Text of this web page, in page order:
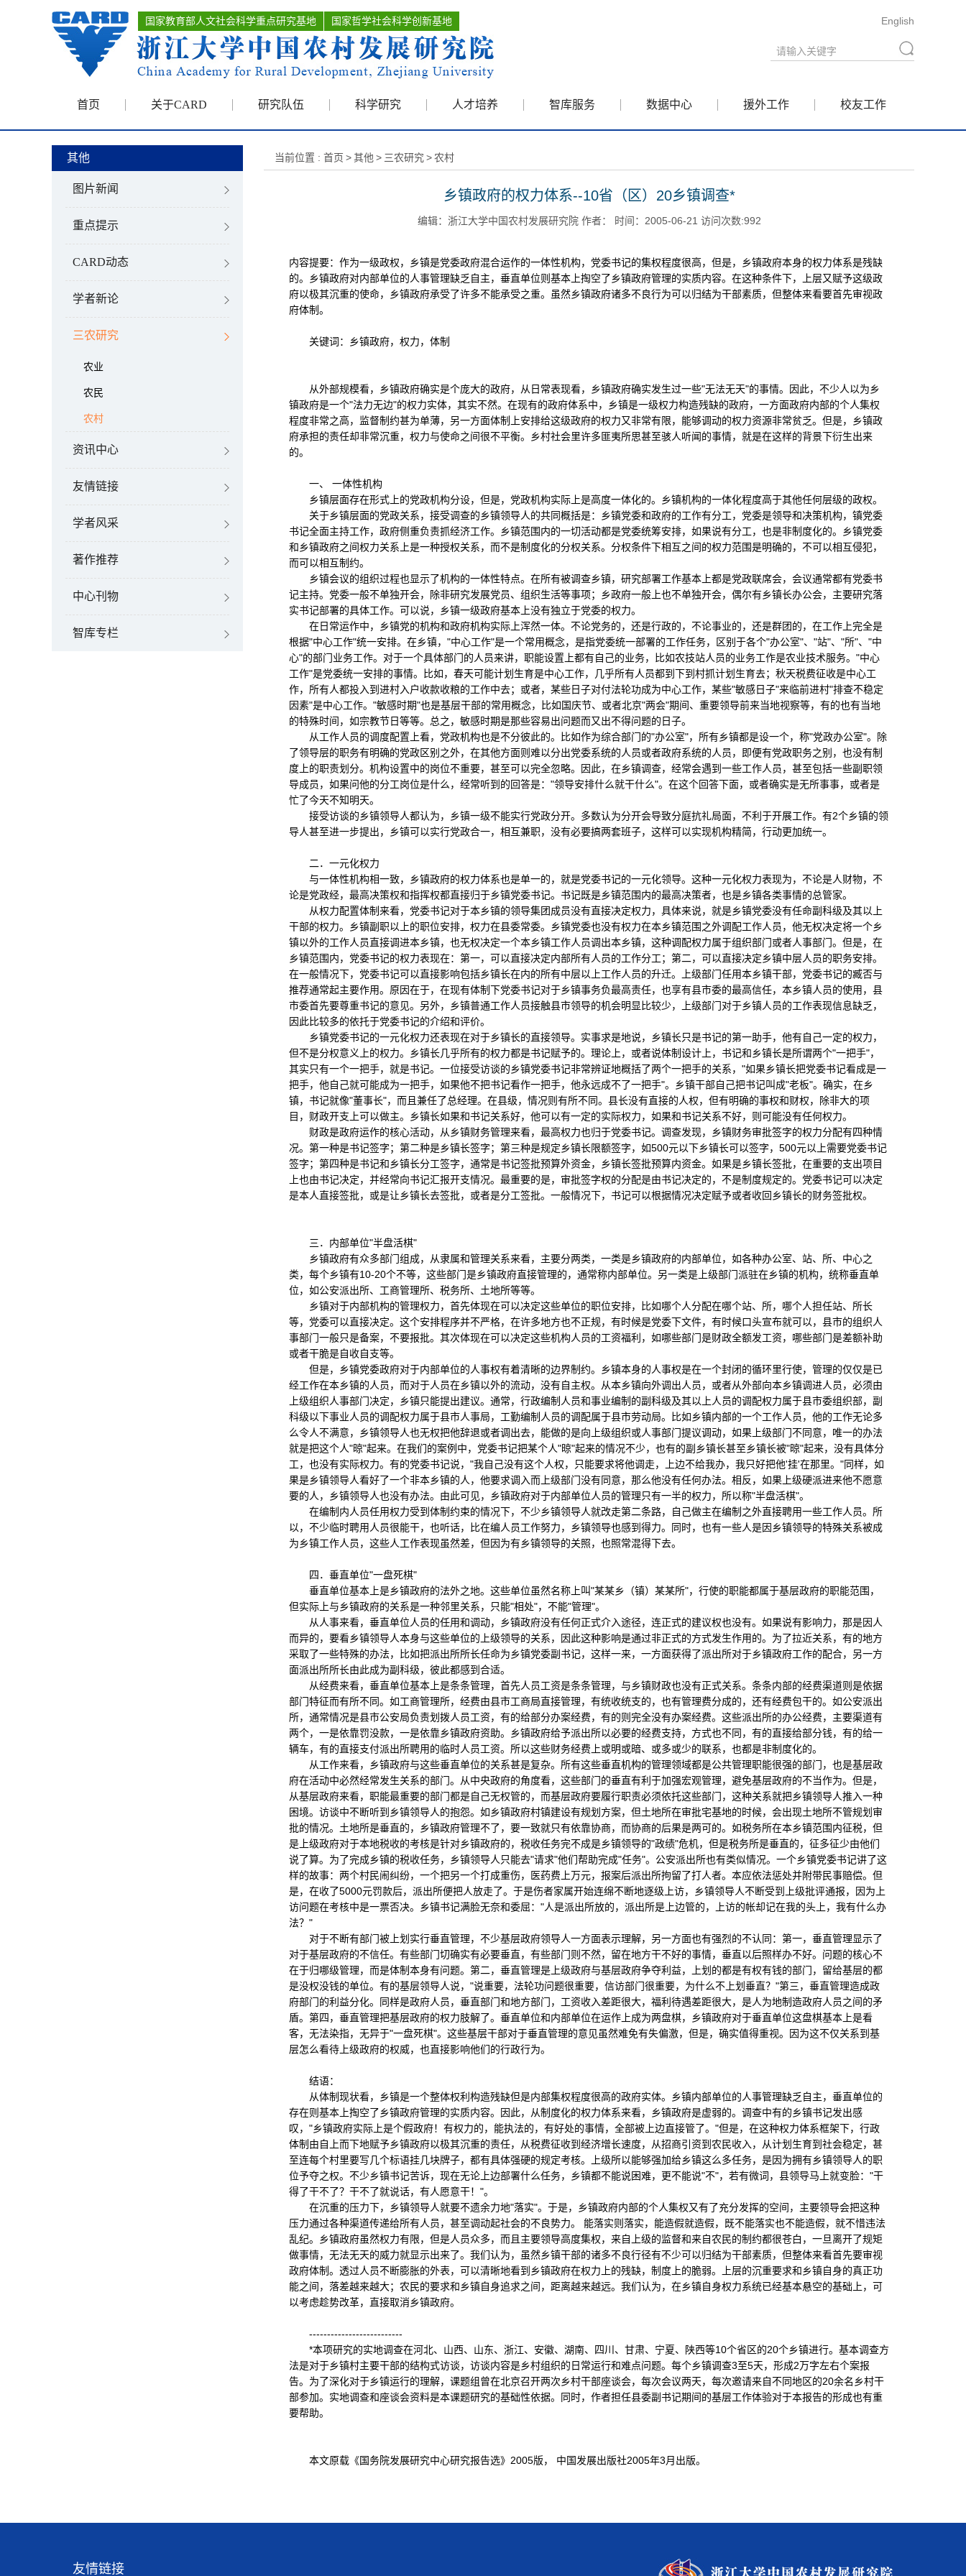
国家教育部人文社会科学重点研究基地 国家哲学社会科学创新基地 English
首页 关于CARD 研究队伍 科学研究 人才培养 智库服务 数据中心 援外工作 校友工作
其他
图片新闻
重点提示
CARD动态
学者新论
三农研究
农业
农民
农村
资讯中心
友情链接
学者风采
著作推荐
中心刊物
智库专栏
当前位置 : 首页 >其他 > 三农研究 >农村
乡镇政府的权力体系--10省（区）20乡镇调查*
编辑：浙江大学中国农村发展研究院 作者： 时间：2005-06-21 访问次数:992
内容提要：作为一级政权，乡镇是党委政府混合运作的一体性机构，党委书记的集权程度很高，但是，乡镇政府本身的权力体系是残缺
的。乡镇政府对内部单位的人事管理缺乏自主，垂直单位则基本上掏空了乡镇政府管理的实质内容。在这种条件下，上层又赋予这级政
府以极其沉重的使命，乡镇政府承受了许多不能承受之重。虽然乡镇政府诸多不良行为可以归结为干部素质，但整体来看要首先审视政
府体制。
关键词：乡镇政府，权力，体制
从外部规模看，乡镇政府确实是个庞大的政府，从日常表现看，乡镇政府确实发生过一些"无法无天"的事情。因此，不少人以为乡
镇政府是一个"法力无边"的权力实体，其实不然。在现有的政府体系中，乡镇是一级权力构造残缺的政府，一方面政府内部的个人集权
程度非常之高，监督制约甚为单薄，另一方面体制上安排给这级政府的权力又非常有限，能够调动的权力资源非常贫乏。但是，乡镇政
府承担的责任却非常沉重，权力与使命之间很不平衡。乡村社会里许多匪夷所思甚至骇人听闻的事情，就是在这样的背景下衍生出来
的。
一、 一体性机构
乡镇层面存在形式上的党政机构分设，但是，党政机构实际上是高度一体化的。乡镇机构的一体化程度高于其他任何层级的政权。
关于乡镇层面的党政关系，接受调查的乡镇领导人的共同概括是：乡镇党委和政府的工作有分工，党委是领导和决策机构，镇党委
书记全面主持工作，政府侧重负责抓经济工作。乡镇范围内的一切活动都是党委统筹安排，如果说有分工，也是非制度化的。乡镇党委
和乡镇政府之间权力关系上是一种授权关系，而不是制度化的分权关系。分权条件下相互之间的权力范围是明确的，不可以相互侵犯，
而可以相互制约。
乡镇会议的组织过程也显示了机构的一体性特点。在所有被调查乡镇，研究部署工作基本上都是党政联席会，会议通常都有党委书
记主持。党委一般不单独开会，除非研究发展党员、组织生活等事项；乡政府一般上也不单独开会，偶尔有乡镇长办公会，主要研究落
实书记部署的具体工作。可以说，乡镇一级政府基本上没有独立于党委的权力。
在日常运作中，乡镇党的机构和政府机构实际上浑然一体。不论党务的，还是行政的，不论事业的，还是群团的，在工作上完全是
根据"中心工作"统一安排。在乡镇，"中心工作"是一个常用概念，是指党委统一部署的工作任务，区别于各个"办公室"、"站"、"所"、"中
心"的部门业务工作。对于一个具体部门的人员来讲，职能设置上都有自己的业务，比如农技站人员的业务工作是农业技术服务。"中心
工作"是党委统一安排的事情。比如，春天可能计划生育是中心工作，几乎所有人员都到下到村抓计划生育去；秋天税费征收是中心工
作，所有人都投入到进村入户收款收粮的工作中去；或者，某些日子对付法轮功成为中心工作，某些"敏感日子"来临前进村"排查不稳定
因素"是中心工作。"敏感时期"也是基层干部的常用概念，比如国庆节、或者北京"两会"期间、重要领导前来当地视察等，有的也有当地
的特殊时间，如宗教节日等等。总之，敏感时期是那些容易出问题而又出不得问题的日子。
从工作人员的调度配置上看，党政机构也是不分彼此的。比如作为综合部门的"办公室"，所有乡镇都是设一个，称"党政办公室"。除
了领导层的职务有明确的党政区别之外，在其他方面则难以分出党委系统的人员或者政府系统的人员，即便有党政职务之别，也没有制
度上的职责划分。机构设置中的岗位不重要，甚至可以完全忽略。因此，在乡镇调查，经常会遇到一些工作人员，甚至包括一些副职领
导成员，如果问他的分工岗位是什么，经常听到的回答是："领导安排什么就干什么"。在这个回答下面，或者确实是无所事事，或者是
忙了今天不知明天。
接受访谈的乡镇领导人都认为，乡镇一级不能实行党政分开。多数认为分开会导致分庭抗礼局面，不利于开展工作。有2个乡镇的领
导人甚至进一步提出，乡镇可以实行党政合一，相互兼职，没有必要搞两套班子，这样可以实现机构精简，行动更加统一。
二．一元化权力
与一体性机构相一致，乡镇政府的权力体系也是单一的，就是党委书记的一元化领导。这种一元化权力表现为，不论是人财物，不
论是党政经，最高决策权和指挥权都直接归于乡镇党委书记。书记既是乡镇范围内的最高决策者，也是乡镇各类事情的总管家。
从权力配置体制来看，党委书记对于本乡镇的领导集团成员没有直接决定权力，具体来说，就是乡镇党委没有任命副科级及其以上
干部的权力。乡镇副职以上的职位安排，权力在县委常委。乡镇党委也没有权力在本乡镇范围之外调配工作人员，他无权决定将一个乡
镇以外的工作人员直接调进本乡镇，也无权决定一个本乡镇工作人员调出本乡镇，这种调配权力属于组织部门或者人事部门。但是，在
乡镇范围内，党委书记的权力表现在：第一，可以直接决定内部所有人员的工作分工；第二，可以直接决定乡镇中层人员的职务安排。
在一般情况下，党委书记可以直接影响包括乡镇长在内的所有中层以上工作人员的升迁。上级部门任用本乡镇干部，党委书记的臧否与
推荐通常起主要作用。原因在于，在现有体制下党委书记对于乡镇事务负最高责任，也享有县市委的最高信任，本乡镇人员的使用，县
市委首先要尊重书记的意见。另外，乡镇普通工作人员接触县市领导的机会明显比较少，上级部门对于乡镇人员的工作表现信息缺乏，
因此比较多的依托于党委书记的介绍和评价。
乡镇党委书记的一元化权力还表现在对于乡镇长的直接领导。实事求是地说，乡镇长只是书记的第一助手，他有自己一定的权力，
但不是分权意义上的权力。乡镇长几乎所有的权力都是书记赋予的。理论上，或者说体制设计上，书记和乡镇长是所谓两个"一把手"，
其实只有一个一把手，就是书记。一位接受访谈的乡镇党委书记非常辨证地概括了两个一把手的关系，"如果乡镇长把党委书记看成是一
把手，他自己就可能成为一把手，如果他不把书记看作一把手，他永远成不了一把手"。乡镇干部自己把书记叫成"老板"。确实，在乡
镇，书记就像"董事长"，而且兼任了总经理。在县级，情况则有所不同。县长没有直接的人权，但有明确的事权和财权，除非大的项
目，财政开支上可以做主。乡镇长如果和书记关系好，他可以有一定的实际权力，如果和书记关系不好，则可能没有任何权力。
财政是政府运作的核心活动，从乡镇财务管理来看，最高权力也归于党委书记。调查发现，乡镇财务审批签字的权力分配有四种情
况。第一种是书记签字；第二种是乡镇长签字；第三种是规定乡镇长限额签字，如500元以下乡镇长可以签字，500元以上需要党委书记
签字；第四种是书记和乡镇长分工签字，通常是书记签批预算外资金，乡镇长签批预算内资金。如果是乡镇长签批，在重要的支出项目
上也由书记决定，并经常向书记汇报开支情况。最重要的是，审批签字权的分配是由书记决定的，不是制度规定的。党委书记可以决定
是本人直接签批，或是让乡镇长去签批，或者是分工签批。一般情况下，书记可以根据情况决定赋予或者收回乡镇长的财务签批权。
三．内部单位"半盘活棋"
乡镇政府有众多部门组成，从隶属和管理关系来看，主要分两类，一类是乡镇政府的内部单位，如各种办公室、站、所、中心之
类，每个乡镇有10-20个不等，这些部门是乡镇政府直接管理的，通常称内部单位。另一类是上级部门派驻在乡镇的机构，统称垂直单
位，如公安派出所、工商管理所、税务所、土地所等等。
乡镇对于内部机构的管理权力，首先体现在可以决定这些单位的职位安排，比如哪个人分配在哪个站、所，哪个人担任站、所长
等，党委可以直接决定。这个安排程序并不严格，在许多地方也不正规，有时候是党委下文件，有时候口头宣布就可以，县市的组织人
事部门一般只是备案，不要报批。其次体现在可以决定这些机构人员的工资福利，如哪些部门是财政全额发工资，哪些部门是差额补助
或者干脆是自收自支等。
但是，乡镇党委政府对于内部单位的人事权有着清晰的边界制约。乡镇本身的人事权是在一个封闭的循环里行使，管理的仅仅是已
经工作在本乡镇的人员，而对于人员在乡镇以外的流动，没有自主权。从本乡镇向外调出人员，或者从外部向本乡镇调进人员，必须由
上级组织人事部门决定，乡镇只能提出建议。通常，行政编制人员和事业编制的副科级及其以上人员的调配权力属于县市委组织部，副
科级以下事业人员的调配权力属于县市人事局，工勤编制人员的调配属于县市劳动局。比如乡镇内部的一个工作人员，他的工作无论多
么令人不满意，乡镇领导人也无权把他辞退或者调出去，能做的是向上级组织或人事部门提议调动，如果上级部门不同意，唯一的办法
就是把这个人"晾"起来。在我们的案例中，党委书记把某个人"晾"起来的情况不少，也有的副乡镇长甚至乡镇长被"晾"起来，没有具体分
工，也没有实际权力。有的党委书记说，"我自己没有这个人权，只能要求将他调走，上边不给我办，我只好把他'挂'在那里。"同样，如
果是乡镇领导人看好了一个非本乡镇的人，他要求调入而上级部门没有同意，那么他没有任何办法。相反，如果上级硬派进来他不愿意
要的人，乡镇领导人也没有办法。由此可见，乡镇政府对于内部单位人员的管理只有一半的权力，所以称"半盘活棋"。
在编制内人员任用权力受到体制约束的情况下，不少乡镇领导人就改走第二条路，自己做主在编制之外直接聘用一些工作人员。所
以，不少临时聘用人员很能干，也听话，比在编人员工作努力，乡镇领导也感到得力。同时，也有一些人是因乡镇领导的特殊关系被成
为乡镇工作人员，这些人工作表现虽然差，但因为有乡镇领导的关照，也照常混得下去。
四．垂直单位"一盘死棋"
垂直单位基本上是乡镇政府的法外之地。这些单位虽然名称上叫"某某乡（镇）某某所"，行使的职能都属于基层政府的职能范围，
但实际上与乡镇政府的关系是一种邻里关系，只能"相处"，不能"管理"。
从人事来看，垂直单位人员的任用和调动，乡镇政府没有任何正式介入途径，连正式的建议权也没有。如果说有影响力，那是因人
而异的，要看乡镇领导人本身与这些单位的上级领导的关系，因此这种影响是通过非正式的方式发生作用的。为了拉近关系，有的地方
采取了一些特殊的办法，比如把派出所所长任命为乡镇党委副书记，这样一来，一方面获得了派出所对于乡镇政府工作的配合，另一方
面派出所所长由此成为副科级，彼此都感到合适。
从经费来看，垂直单位基本上是条条管理，首先人员工资是条条管理，与乡镇财政也没有正式关系。条条内部的经费渠道则是依据
部门特征而有所不同。如工商管理所，经费由县市工商局直接管理，有统收统支的，也有管理费分成的，还有经费包干的。如公安派出
所，通常情况是县市公安局负责划拨人员工资，有的给部分办案经费，有的则完全没有办案经费。这些派出所的办公经费，主要渠道有
两个，一是依靠罚没款，一是依靠乡镇政府资助。乡镇政府给予派出所以必要的经费支持，方式也不同，有的直接给部分钱，有的给一
辆车，有的直接支付派出所聘用的临时人员工资。所以这些财务经费上或明或暗、或多或少的联系，也都是非制度化的。
从工作来看，乡镇政府与这些垂直单位的关系甚是复杂。所有这些垂直机构的管理领域都是公共管理职能很强的部门，也是基层政
府在活动中必然经常发生关系的部门。从中央政府的角度看，这些部门的垂直有利于加强宏观管理，避免基层政府的不当作为。但是，
从基层政府来看，职能最重要的部门都是自己无权管的，而基层政府要履行职责必须依托这些部门，这种关系就把乡镇领导人推入一种
困境。访谈中不断听到乡镇领导人的抱怨。如乡镇政府村镇建设有规划方案，但土地所在审批宅基地的时候，会出现土地所不管规划审
批的情况。土地所是垂直的，乡镇政府管理不了，要一致就只有依靠协商，而协商的后果是两可的。如税务所在本乡镇范围内征税，但
是上级政府对于本地税收的考核是针对乡镇政府的，税收任务完不成是乡镇领导的"政绩"危机，但是税务所是垂直的，征多征少由他们
说了算。为了完成乡镇的税收任务，乡镇领导人只能去"请求"他们帮助完成"任务"。公安派出所也有类似情况。一个乡镇党委书记讲了这
样的故事：两个村民闹纠纷，一个把另一个打成重伤，医药费上万元，报案后派出所拘留了打人者。本应依法惩处并附带民事赔偿。但
是，在收了5000元罚款后，派出所便把人放走了。于是伤者家属开始连绵不断地逐级上访，乡镇领导人不断受到上级批评通报，因为上
访问题在考核中是一票否决。乡镇书记满脸无奈和委屈："人是派出所放的，派出所是上边管的，上访的帐却记在我的头上，我有什么办
法？"
对于不断有部门被上划实行垂直管理，不少基层政府领导人一方面表示理解，另一方面也有强烈的不认同：第一，垂直管理显示了
对于基层政府的不信任。有些部门切确实有必要垂直，有些部门则不然，留在地方干不好的事情，垂直以后照样办不好。问题的核心不
在于归哪级管理，而是体制本身有问题。第二，垂直管理是上级政府与基层政府争夺利益，上划的都是有权有钱的部门，留给基层的都
是没权没钱的单位。有的基层领导人说，"说重要，法轮功问题很重要，信访部门很重要，为什么不上划垂直？"第三，垂直管理造成政
府部门的利益分化。同样是政府人员，垂直部门和地方部门，工资收入差距很大，福利待遇差距很大，是人为地制造政府人员之间的矛
盾。第四，垂直管理把基层政府的权力肢解了。垂直单位和内部单位在运作上成为两盘棋，乡镇政府对于垂直单位这盘棋基本上是看
客，无法染指，无异于"一盘死棋"。这些基层干部对于垂直管理的意见虽然难免有失偏激，但是，确实值得重视。因为这不仅关系到基
层怎么看待上级政府的权威，也直接影响他们的行政行为。
结语：
从体制现状看，乡镇是一个整体权利构造残缺但是内部集权程度很高的政府实体。乡镇内部单位的人事管理缺乏自主，垂直单位的
存在则基本上掏空了乡镇政府管理的实质内容。因此，从制度化的权力体系来看，乡镇政府是虚弱的。调查中有的乡镇书记发出感
叹，"乡镇政府实际上是个假政府！有权力的，能执法的，有好处的事情，全部被上边直接管了。"但是，在这种权力体系框架下，行政
体制由自上而下地赋予乡镇政府以极其沉重的责任，从税费征收到经济增长速度，从招商引资到农民收入，从计划生育到社会稳定，甚
至连每个村里要写几个标语挂几块牌子，都有具体强硬的规定考核。上级所以能够强加给乡镇这么多任务，是因为拥有乡镇领导人的职
位予夺之权。不少乡镇书记苦诉，现在无论上边部署什么任务，乡镇都不能说困难，更不能说"不"，若有微词，县领导马上就变脸："干
得了干不了？干不了就说话，有人愿意干！"。
在沉重的压力下，乡镇领导人就要不遗余力地"落实"。于是，乡镇政府内部的个人集权又有了充分发挥的空间，主要领导会把这种
压力通过各种渠道传递给所有人员，甚至调动起社会的不良势力。 能落实则落实，能造假就造假，既不能落实也不能造假，就不惜违法
乱纪。乡镇政府虽然权力有限，但是人员众多，而且主要领导高度集权，来自上级的监督和来自农民的制约都很苍白，一旦离开了规矩
做事情，无法无天的威力就显示出来了。我们认为，虽然乡镇干部的诸多不良行径有不少可以归结为干部素质，但整体来看首先要审视
政府体制。透过人员不断膨胀的外表，可以清晰地看到乡镇政府在权力上的残缺，制度上的脆弱。上层的沉重要求和乡镇自身的真正功
能之间，落差越来越大；农民的要求和乡镇自身追求之间，距离越来越远。我们认为，在乡镇自身权力系统已经基本悬空的基础上，可
以考虑趁势改革，直接取消乡镇政府。
--------------------------
*本项研究的实地调查在河北、山西、山东、浙江、安徽、湖南、四川、甘肃、宁夏、陕西等10个省区的20个乡镇进行。基本调查方
法是对于乡镇村主要干部的结构式访谈，访谈内容是乡村组织的日常运行和难点问题。每个乡镇调查3至5天，形成2万字左右个案报
告。为了深化对于乡镇运行的理解，课题组曾在北京召开两次乡村干部座谈会，每次会议两天，每次邀请来自不同地区的20余名乡村干
部参加。实地调查和座谈会资料是本课题研究的基础性依据。同时，作者担任县委副书记期间的基层工作体验对于本报告的形成也有重
要帮助。
本文原载《国务院发展研究中心研究报告选》2005版， 中国发展出版社2005年3月出版。
友情链接